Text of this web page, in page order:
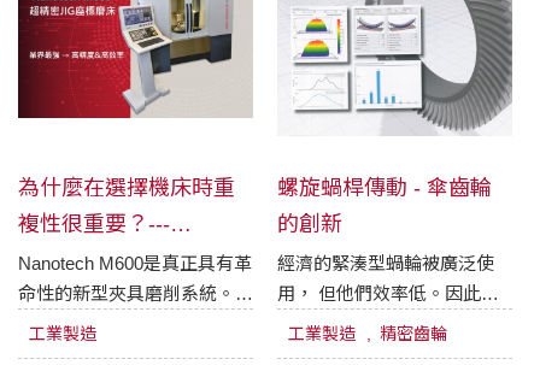
為什麼在選擇機床時重
複性很重要？---
Nanotech M600 革命性
新系統
Nanotech M600是真正具有革
命性的新型夾具磨削系統。
Moore Nanotechnology
Systems 開發了一種超精密
工業製造
螺旋蝸桿傳動 - 傘齒輪
的創新
經濟的緊湊型蝸輪被廣泛使
用， 但他們效率低。因此，
自動化和電氣驅動 概念的全
球趨勢要求新的技術解決方案
工業製造 精密齒輪